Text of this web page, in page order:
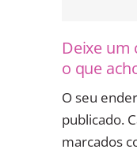
Deixe
o que
O seu
publicado.
marcados